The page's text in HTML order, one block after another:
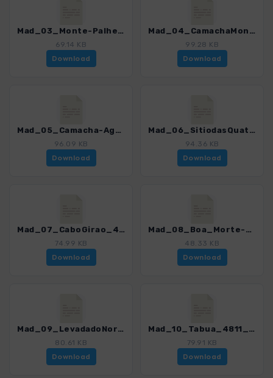
Mad_03_Monte-PalheiroGardens_4811_12.gpx
69.14 KB
Download
Mad_04_CamachaMonte_4811_12.gpx
99.28 KB
Download
Mad_05_Camacha-AguasMansa-Camacha_4811_12.gpx
96.09 KB
Download
Mad_06_SitiodasQuatroEstradas_4811_12.gpx
94.36 KB
Download
Mad_07_CaboGirao_4811_12.gpx
74.99 KB
Download
Mad_08_Boa_Morte-Cabo_Girao_4811_12.gpx
48.33 KB
Download
Mad_09_LevadadoNorte_4811_12.gpx
80.61 KB
Download
Mad_10_Tabua_4811_12.gpx
79.91 KB
Download